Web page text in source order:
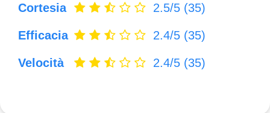
Cortesia 2.5/5 (35)
Efficacia 2.4/5 (35)
Velocità 2.4/5 (35)